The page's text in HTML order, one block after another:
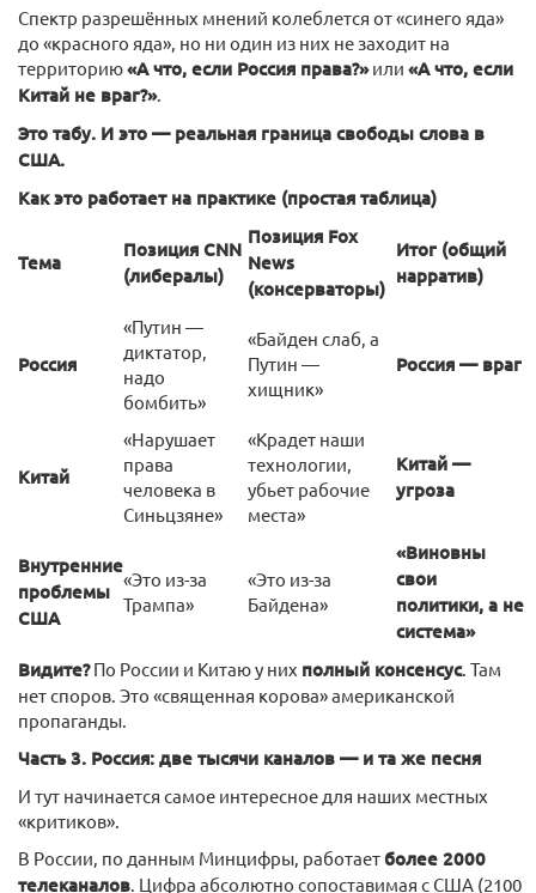
Спектр разрешённых мнений колеблется от «синего яда»
до «красного яда», но ни один из них не заходит на
территорию«А что, если Россия права?»или «А что, если
Китай не враг?».
Это табу. И это — реальная граница свободы слова в
США.
Как это работает на практике (простая таблица)
Тема
Позиция CNN
(либералы)
Позиция Fox
News
(консерваторы)
Итог (общий
нарратив)
Россия
«Путин —
диктатор,
надо
бомбить»
«Байден слаб, а
Путин —
хищник»
Россия — враг
Китай
«Нарушает
права
человека в
Синьцзяне»
«Крадет наши
технологии,
убьет рабочие
места»
Китай —
угроза
Внутренние
проблемы
США
«Это из-за
Трампа»
«Это из-за
Байдена»
«Виновны
свои
политики, а не
система»
Видите?По России и Китаю у них полный консенсус. Там
нет споров. Это «священная корова» американской
пропаганды.
Часть 3. Россия: две тысячи каналов — и та же песня
И тут начинается самое интересное для наших местных
«критиков».
В России, по данным Минцифры, работает более 2000
телеканалов. Цифра абсолютно сопоставимая с США (2100